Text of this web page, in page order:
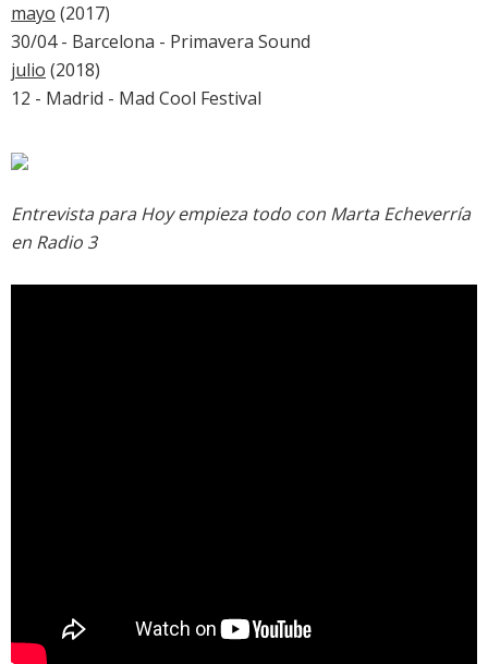
mayo (2017)
30/04 - Barcelona - Primavera Sound
julio (2018)
12 - Madrid - Mad Cool Festival
Entrevista para Hoy empieza todo con Marta Echeverría
en Radio 3